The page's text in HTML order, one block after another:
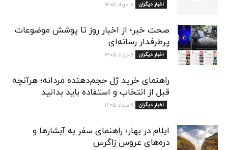
اخبار دیگران ۸ مرداد ۱۴۰۵
صحت خبر؛ از اخبار روز تا پوشش موضوعات
پرطرفدار رسانه‌ای
اخبار دیگران ۶ مرداد ۱۴۰۵
راهنمای خرید ژل حجم‌دهنده مردانه؛ هرآنچه
قبل از انتخاب و استفاده باید بدانید
اخبار دیگران ۶ مرداد ۱۴۰۵
ایلام در بهار؛ راهنمای سفر به آبشارها و
دره‌های عروس زاگرس